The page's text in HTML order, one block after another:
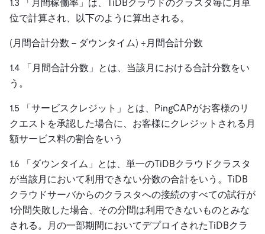
1.3 「 月間稼働率 」は、TiDBクラウドのクラスタ毎に月単
位で計算され、以下のように算出される。
(月間合計分数 – ダウンタイム) ÷月間合計分数
1.4 「 月間合計分数 」とは、当該月における合計分数をい
う。
1.5 「サービスクレジット 」とは、PingCAPがお客様のリ
クエストを承認した場合に、お客様にクレジットされる月
額サービス料の割合をいう
1.6 「ダウンタイム 」とは、単一のTiDBクラウドクラスタ
が当該月において利用できない分数の合計をいう。TiDB
クラウドサーバからのクラスタへの接続のすべての試行が
1分間失敗した場合、その分間は利用できないものとみな
される。月の一部期間においてデプロイされたTiDBクラ